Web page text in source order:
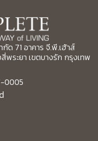
ด 71 อาคาร จี.พี.เฮ้าส์
พระยา เขตบางรัก กรุงเทพ
0005